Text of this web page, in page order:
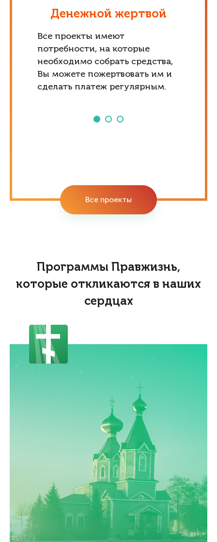
Денежной жертвой
Все проекты имеют
потребности, на которые
необходимо собрать средства,
Вы можете пожертвовать им и
сделать платеж регулярным.
Все проекты
Программы Правжизнь,
которые откликаются в наших
сердцах